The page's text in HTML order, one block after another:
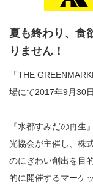
夏も終わり、
りません！
「THE
場にて2017年9月30
『水都すみだの再生
光協会が主催し、株
のにぎわい創出を目
的に開催するマーケ